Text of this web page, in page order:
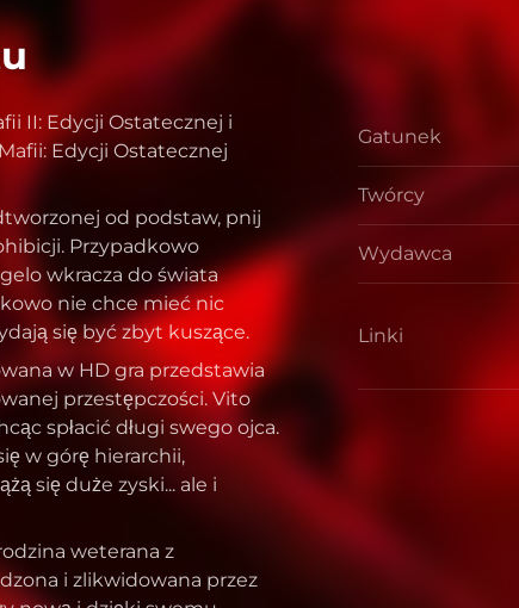
II: Edycji Ostatecznej i
Edycji Ostatecznej
od podstaw, pnij
Przypadkowo
wkracza do świata
nie chce mieć nic
się być zbyt kuszące.
w HD gra przedstawia
przestępczości. Vito
spłacić długi swego ojca.
w górę hierarchii,
się duże zyski... ale i
weterana z
i zlikwidowana przez
Gatunek
Twórcy
Wydawca
Linki